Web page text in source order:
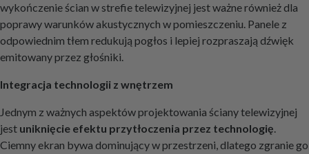
wykończenie ścian w strefie telewizyjnej jest ważne również dla
poprawy warunków akustycznych w pomieszczeniu. Panele z
odpowiednim tłem redukują pogłos i lepiej rozpraszają dźwięk
emitowany przez głośniki.
Integracja technologii z wnętrzem
Jednym z ważnych aspektów projektowania ściany telewizyjnej
jest uniknięcie efektu przytłoczenia przez technologię.
Ciemny ekran bywa dominujący w przestrzeni, dlatego zgranie go